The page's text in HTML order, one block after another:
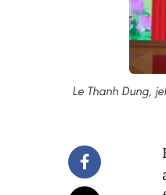
Le Thanh Dung,